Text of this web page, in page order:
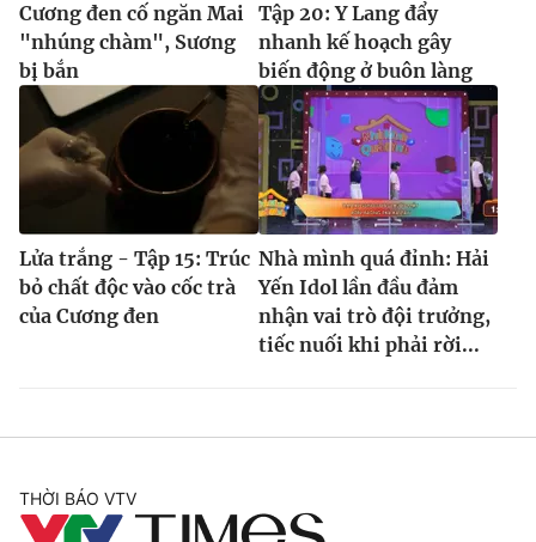
Cương đen cố ngăn Mai
"nhúng chàm", Sương
bị bắn
Tập 20: Y Lang đẩy
nhanh kế hoạch gây
biến động ở buôn làng
Lửa trắng - Tập 15: Trúc
bỏ chất độc vào cốc trà
của Cương đen
Nhà mình quá đỉnh: Hải
Yến Idol lần đầu đảm
nhận vai trò đội trưởng,
tiếc nuối khi phải rời...
THỜI BÁO VTV